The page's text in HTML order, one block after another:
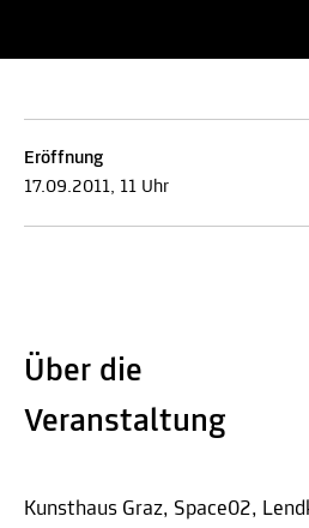
Eröffnung
17.09.2011, 11 Uhr
Über die
Veranstaltung
Kunsthaus Graz, Space02,